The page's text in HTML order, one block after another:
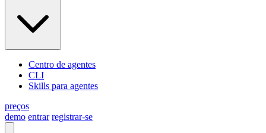
Centro de agentes
CLI
Skills para agentes
preços
demo entrar registrar-se